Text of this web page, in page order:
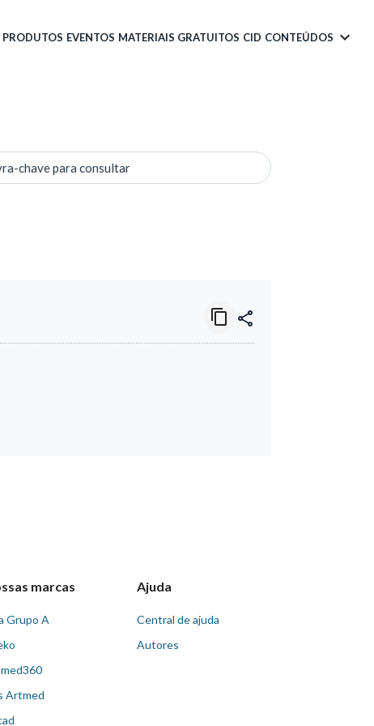
PRODUTOS EVENTOS MATERIAIS GRATUITOS CID CONTEÚDOS
chave para consultar
marcas
Grupo A
Artmed
Ajuda
Central de ajuda
Autores